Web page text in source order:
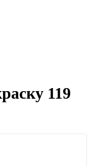
119